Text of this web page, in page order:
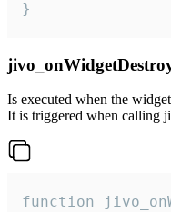
}
Is executed when the
It is triggered when calling
function